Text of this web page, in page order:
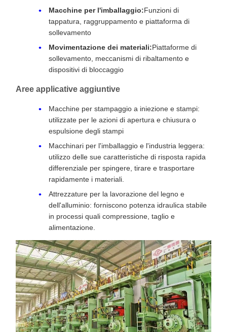
Macchine per l'imballaggio:Funzioni di
tappatura, raggruppamento e piattaforma di
sollevamento
Movimentazione dei materiali:Piattaforme di
sollevamento, meccanismi di ribaltamento e
dispositivi di bloccaggio
Aree applicative aggiuntive
Macchine per stampaggio a iniezione e stampi:
utilizzate per le azioni di apertura e chiusura o
espulsione degli stampi
Macchinari per l'imballaggio e l'industria leggera:
utilizzo delle sue caratteristiche di risposta rapida
differenziale per spingere, tirare e trasportare
rapidamente i materiali.
Attrezzature per la lavorazione del legno e
dell'alluminio: forniscono potenza idraulica stabile
in processi quali compressione, taglio e
alimentazione.